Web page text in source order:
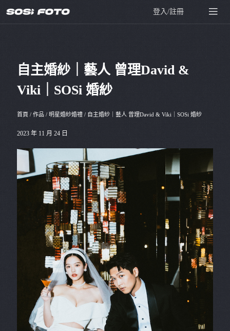
登入/註冊
自主婚紗｜藝人 曾理David &
Viki｜SOSi 婚紗
首頁 / 作品 / 明星婚紗婚禮 / 自主婚紗｜藝人 曾理David & Viki｜SOSi 婚紗
2023 年 11 月 24 日